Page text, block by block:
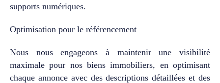
propriété profite d’une
remarquable sur
Grenoble et le massif
vis-à-vis, dans un
environnement
résidentiel
supports numériques.
Optimisation pour le référencement
Nous nous engageons à maintenir une visibilité
maximale pour nos biens immobiliers, en optimisant
chaque annonce avec des descriptions détaillées et des